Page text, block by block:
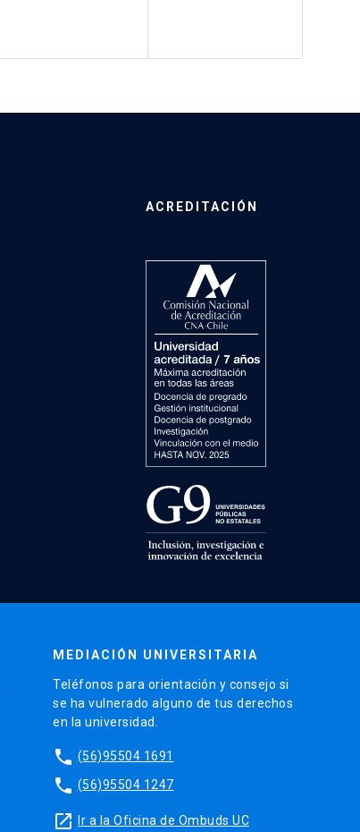
ACREDITACIÓN
MEDIACIÓN UNIVERSITARIA
Teléfonos para orientación y consejo si
se ha vulnerado alguno de tus derechos
en la universidad.
phone (56)95504 1691
phone (56)95504 1247
launch Ir a la Oficina de Ombuds UC